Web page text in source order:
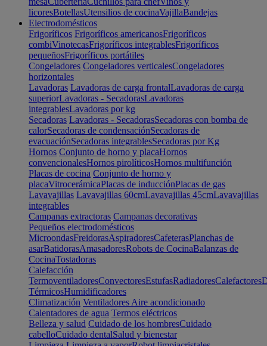
licoresBotellasUtensilios de cocinaVajillaBandejas
Electrodomésticos
Frigoríficos Frigoríficos americanosFrigoríficos
combiVinotecasFrigoríficos integrablesFrigoríficos
pequeñosFrigoríficos portátiles
Congeladores Congeladores verticalesCongeladores
horizontales
Lavadoras Lavadoras de carga frontalLavadoras de carga
superiorLavadoras - SecadorasLavadoras
integrablesLavadoras por kg
Secadoras Lavadoras - SecadorasSecadoras con bomba de
calorSecadoras de condensaciónSecadoras de
evacuaciónSecadoras integrablesSecadoras por Kg
Hornos Conjunto de horno y placaHornos
convencionalesHornos pirolíticosHornos multifunción
Placas de cocina Conjunto de horno y
placaVitrocerámicaPlacas de inducciónPlacas de gas
Lavavajillas Lavavajillas 60cmLavavajillas 45cmLavavajillas
integrables
Campanas extractoras Campanas decorativas
Pequeños electrodomésticos
MicroondasFreidorasAspiradoresCafeterasPlanchas de
asarBatidorasAmasadoresRobots de CocinaBalanzas de
CocinaTostadoras
Calefacción
TermoventiladoresConvectoresEstufasRadiadoresCalefactores
TérmicosHumidificadores
Climatización Ventiladores Aire acondicionado
Calentadores de agua Termos eléctricos
Belleza y salud Cuidado de los hombresCuidado
cabelloCuidado dentalSalud y bienestar